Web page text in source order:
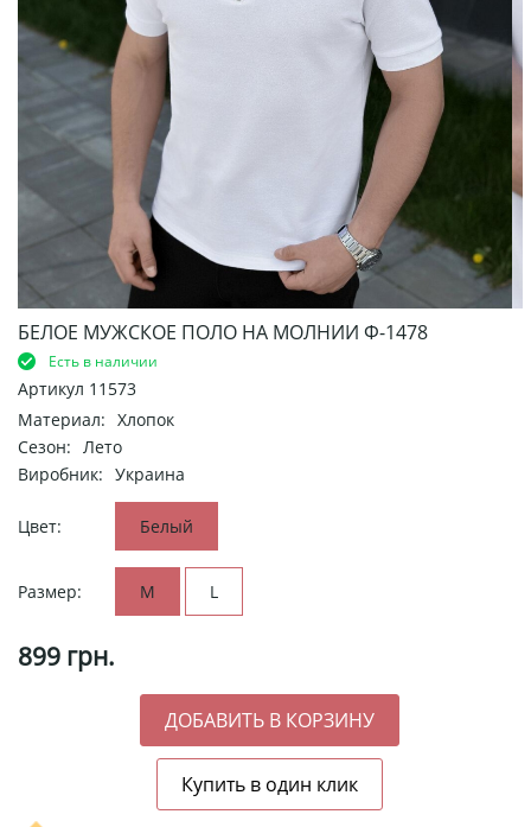
БЕЛОЕ МУЖСКОЕ ПОЛО НА МОЛНИИ Ф-1478
Есть в наличии
Артикул 11573
Материал: Хлопок
Сезон: Лето
Виробник: Украина
Цвет: Белый
Размер: M L
899 грн.